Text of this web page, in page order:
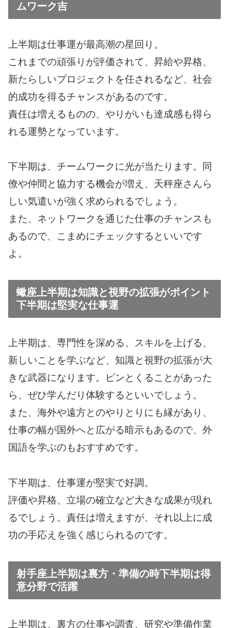
ムワーク吉
上半期は仕事運が最高潮の星回り。
これまでの頑張りが評価されて、昇給や昇格、
新たらしいプロジェクトを任されるなど、社会
的成功を得るチャンスがあるのです。
責任は増えるものの、やりがいも達成感も得ら
れる運勢となっています。
下半期は、チームワークに光が当たります。同
僚や仲間と協力する機会が増え、天秤座さんら
しい気遣いが強く求められるでしょう。
また、ネットワークを通じた仕事のチャンスも
あるので、こまめにチェックするといいです
よ。
蠍座上半期は知識と視野の拡張がポイント
下半期は堅実な仕事運
上半期は、専門性を深める、スキルを上げる、
新しいことを学ぶなど、知識と視野の拡張が大
きな武器になります。ピンとくることがあった
ら、ぜひ学んだり体験するといいでしょう。
また、海外や遠方とのやりとりにも縁があり、
仕事の幅が国外へと広がる暗示もあるので、外
国語を学ぶのもおすすめです。
下半期は、仕事運が堅実で好調。
評価や昇格、立場の確立など大きな成果が現れ
るでしょう。責任は増えますが、それ以上に成
功の手応えを強く感じられるのです。
射手座上半期は裏方・準備の時下半期は得
意分野で活躍
上半期は、裏方の仕事や調査、研究や準備作業